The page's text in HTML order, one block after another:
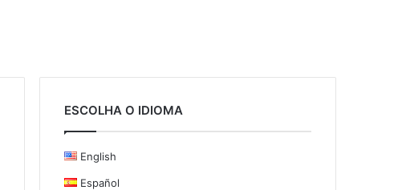
ESCOLHA O IDIOMA
English
Español